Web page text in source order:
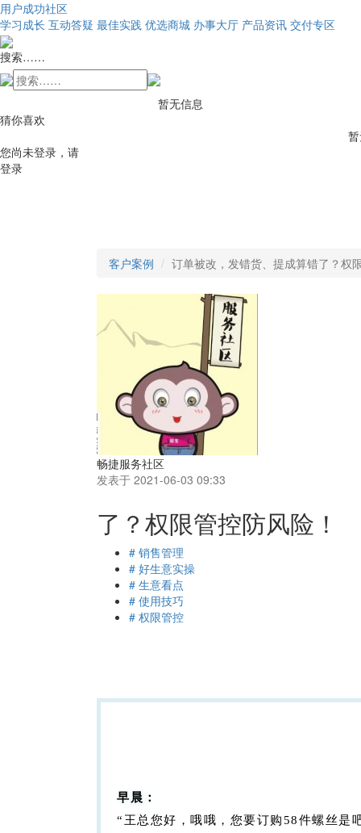
用户成功社区
学习成长 互动答疑 最佳实践 优选商城 办事大厅 产品资讯 交付专区
搜索……
暂无信息
猜你喜欢
您尚未登录，请
登录
客户案例 订单被改，发错货、提成算错了？权
畅捷服务社区
发表于 2021-06-03 09:33
了？权限管控防风险！
# 销售管理
# 好生意实操
# 生意看点
# 使用技巧
# 权限管控
早晨：
“王总您好，哦哦，您要订购58件螺丝